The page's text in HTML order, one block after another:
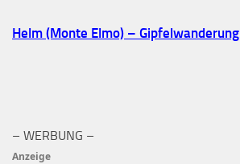
Helm (Monte Elmo) – Gipfelwanderung
– WERBUNG –
Anzeige